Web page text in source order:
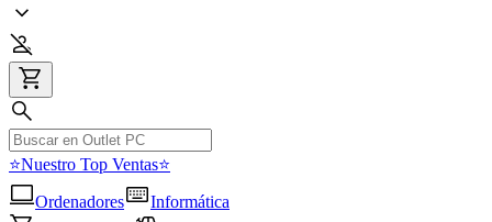
⭐Nuestro Top Ventas⭐
Ordenadores
Informática